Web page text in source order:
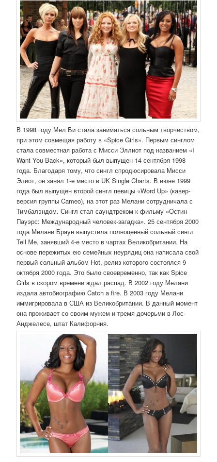
В 1998 году Мел Би стала заниматься сольным творчеством,
при этом совмещая работу в «Spice Girls». Первым синглом
стала совместная работа с Мисси Эллиот под названием «I
Want You Back», который был выпущен 14 сентября 1998
года. Благодаря тому, что сингл спродюсировала Мисси
Элиот, он занял 1-е место в UK Single Charts. В июне 1999
года был выпущен второй сингл певицы «Word Up» (кавер-
версия группы Cameo), на этот раз Мелани сотрудничала с
Тимбалэндом. Сингл стал саундтреком к фильму «Остин
Пауэрс: Международный человек-загадка». 25 сентября 2000
года Мелани Браун выпустила полноценный сольный сингл
Tell Me, занявший 4-е место в чартах Великобритании. На
основе пережитых ею семейных неурядиц она написала свой
первый сольный альбом Hot, релиз которого состоялся 9
октября 2000 года. Это было своевременно, так как Spice
Girls в скором времени ждал распад. В 2002 году Мелани
издала автобиографию Catch a fire. В 2003 году Мелани
иммигрировала в США из Великобритании. В данный момент
она проживает со своим мужем и тремя дочерьми в Лос-
Анджелесе, штат Калифорния.